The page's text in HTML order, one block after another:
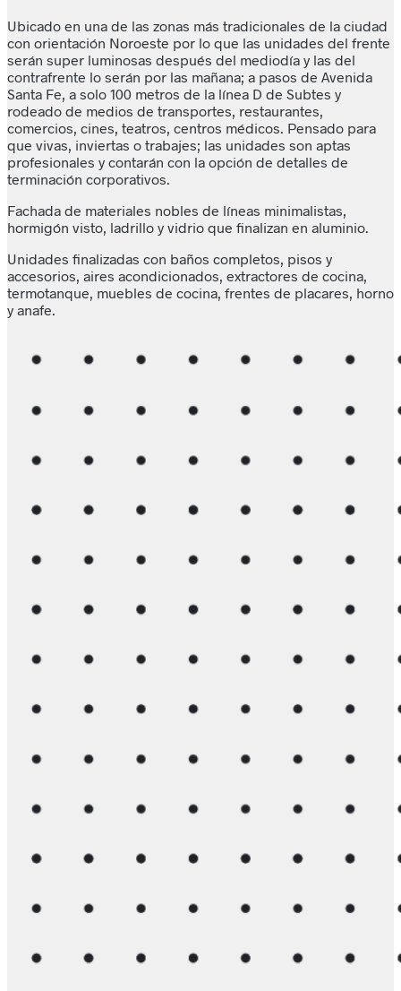
Ubicado en una de las zonas más tradicionales de la ciudad
con orientación Noroeste por lo que las unidades del frente
serán super luminosas después del mediodía y las del
contrafrente lo serán por las mañana; a pasos de Avenida
Santa Fe, a solo 100 metros de la línea D de Subtes y
rodeado de medios de transportes, restaurantes,
comercios, cines, teatros, centros médicos. Pensado para
que vivas, inviertas o trabajes; las unidades son aptas
profesionales y contarán con la opción de detalles de
terminación corporativos.
Fachada de materiales nobles de líneas minimalistas,
hormigón visto, ladrillo y vidrio que finalizan en aluminio.
Unidades finalizadas con baños completos, pisos y
accesorios, aires acondicionados, extractores de cocina,
termotanque, muebles de cocina, frentes de placares, horno
y anafe.